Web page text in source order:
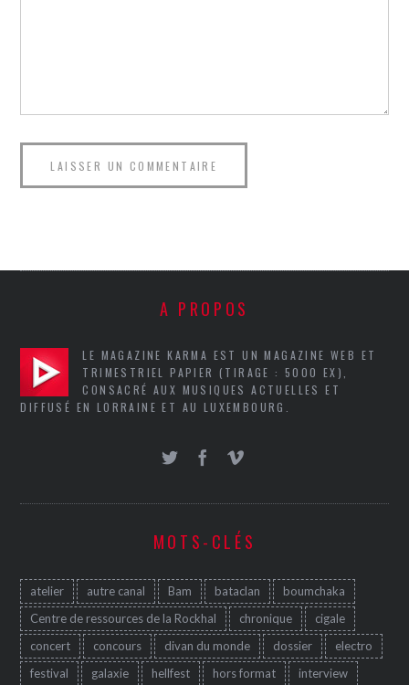
A PROPOS
LE MAGAZINE KARMA EST UN MAGAZINE WEB ET
TRIMESTRIEL PAPIER (TIRAGE : 5000 EX),
CONSACRÉ AUX MUSIQUES ACTUELLES ET
DIFFUSÉ EN LORRAINE ET AU LUXEMBOURG.
MOTS-CLÉS
atelier autre canal Bam bataclan
boumchaka
Centre de ressources de la Rockhal
chronique
cigale
concert
concours divan du monde dossier
electro
festival
galaxie hellfest hors format
interview